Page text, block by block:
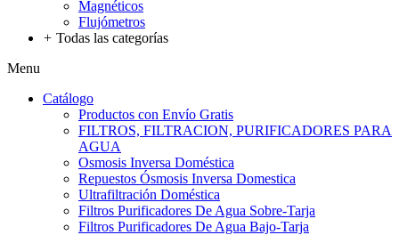
Magnéticos
Flujómetros
+ Todas las categorías
Menu
Catálogo
Productos con Envío Gratis
FILTROS, FILTRACION, PURIFICADORES PARA
AGUA
Osmosis Inversa Doméstica
Repuestos Ósmosis Inversa Domestica
Ultrafiltración Doméstica
Filtros Purificadores De Agua Sobre-Tarja
Filtros Purificadores De Agua Bajo-Tarja